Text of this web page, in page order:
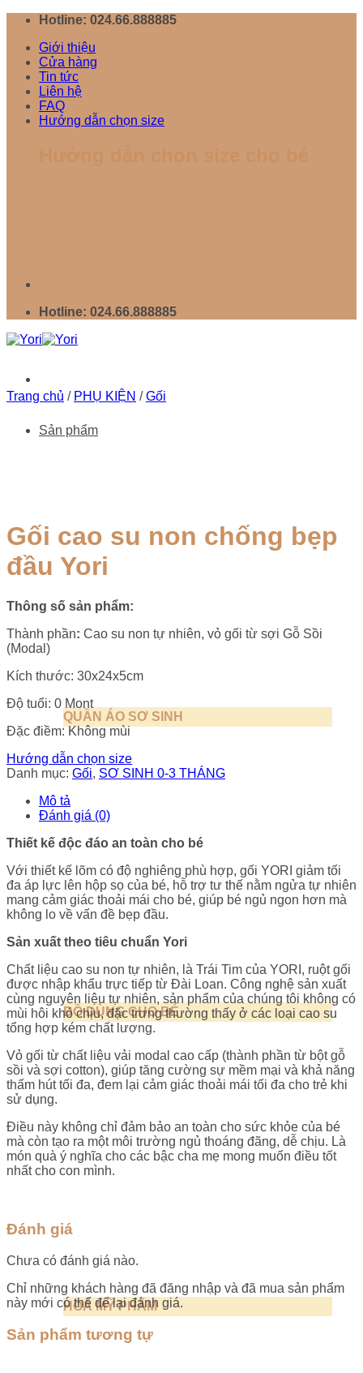
Chuyển
dung
Hotline: 024.66.888885
Giới thiệu
Cửa hàng
Tin tức
Liên hệ
FAQ
Hướng dẫn chọn size
Hotline: 024.66.888885
Sản phẩm
QUẦN ÁO SƠ SINH
ĐỒ DÙNG CHO BÉ
HOÁ MỸ PHẨM
Trang chủ / PHỤ KIỆN / Gối
Gối cao su non chống bẹp
đầu Yori
Thông số sản phẩm:
Thành phần: Cao su non tự nhiên, vỏ gối từ sợi Gỗ Sồi
(Modal)
Kích thước: 30x24x5cm
Độ tuổi: 0 Mont
Đặc điềm: Không mùi
Hướng dẫn chọn size
Danh mục: Gối, SƠ SINH 0-3 THÁNG
Mô tả
Đánh giá (0)
Thiết kế độc đáo an toàn cho bé
Với thiết kế lõm có độ nghiêng phù hợp, gối YORI giảm tối
đa áp lực lên hộp sọ của bé, hỗ trợ tư thế nằm ngửa tự nhiên
mang cảm giác thoải mái cho bé, giúp bé ngủ ngon hơn mà
không lo về vấn đề bẹp đầu.
Sản xuất theo tiêu chuẩn Yori
Chất liệu cao su non tự nhiên, là Trái Tim của YORI, ruột gối
được nhập khẩu trực tiếp từ Đài Loan. Công nghệ sản xuất
cùng nguyên liệu tự nhiên, sản phẩm của chúng tôi không có
mùi hôi khó chịu, đặc trưng thường thấy ở các loại cao su
tổng hợp kém chất lượng.
Vỏ gối từ chất liệu vải modal cao cấp (thành phần từ bột gỗ
sồi và sợi cotton), giúp tăng cường sự mềm mại và khả năng
thấm hút tối đa, đem lại cảm giác thoải mái tối đa cho trẻ khi
sử dụng.
Điều này không chỉ đảm bảo an toàn cho sức khỏe của bé
mà còn tạo ra một môi trường ngủ thoáng đãng, dễ chịu. Là
món quà ý nghĩa cho các bậc cha mẹ mong muốn điều tốt
nhất cho con mình.
Đánh giá
Chưa có đánh giá nào.
Chỉ những khách hàng đã đăng nhập và đã mua sản phẩm
này mới có thể để lại đánh giá.
Sản phẩm tương tự